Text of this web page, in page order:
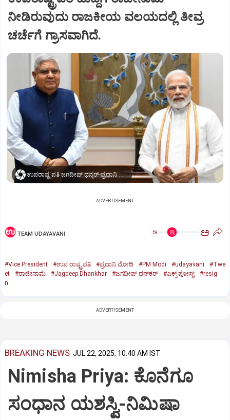
ನೀಡಿರುವುದು ರಾಜಕೀಯ ವಲಯದಲ್ಲಿ ತೀವ್ರ
ಚರ್ಚೆಗೆ ಗ್ರಾಸವಾಗಿದೆ.
ಉಪರಾಷ್ಟ್ರಪತಿ ಜಗದೀಪ್‌ ಧನ್ಕರ್-ಪ್ರಧಾನಿ ಮೋದಿ
ADVERTISEMENT
TEAM UDAYAVANI ಅ ಅ
#Vice President #ಉಪ ರಾಷ್ಟ್ರಪತಿ #ಪ್ರಧಾನಿ ಮೋದಿ #PM Modi #udayavani
#Twe
et
#ರಾಜೀನಾಮೆ #Jagdeep Dhankhar #ಜಗದೀಪ್‌ ಧನ್‌ಕರ್‌ #ಎಕ್ಸ್‌ ಪೋಸ್ಟ್
#resig
n
ADVERTISEMENT
BREAKING NEWS JUL 22, 2025, 10:40 AM IST
Nimisha Priya: ಕೊನೆಗೂ
ಸಂಧಾನ ಯಶಸ್ವಿ-ನಿಮಿಷಾ